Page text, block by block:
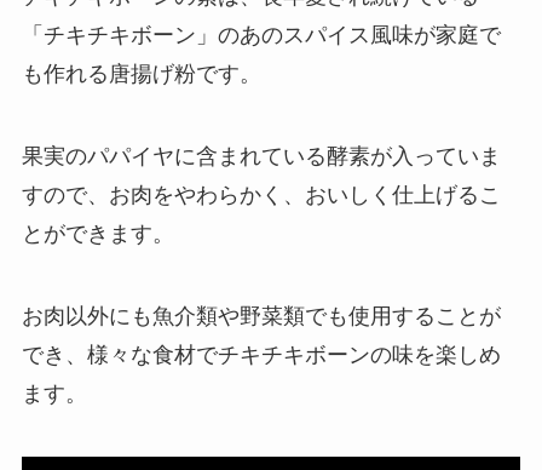
「チキチキボーン」のあのスパイス風味が家庭で
も作れる唐揚げ粉です。
果実のパパイヤに含まれている酵素が入っていま
すので、お肉をやわらかく、おいしく仕上げるこ
とができます。
お肉以外にも魚介類や野菜類でも使用することが
でき、様々な食材でチキチキボーンの味を楽しめ
ます。